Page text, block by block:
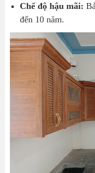
Chế độ hậu mãi:
đến 10 năm.